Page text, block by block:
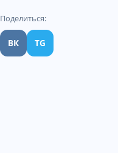
Поделиться:
ВК TG